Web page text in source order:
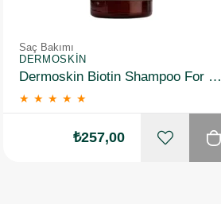
Saç Bakımı
DERMOSKIN
Dermoskin Biotin Shampoo For Men 200ml
★ ★ ★ ★ ★
₺257,00